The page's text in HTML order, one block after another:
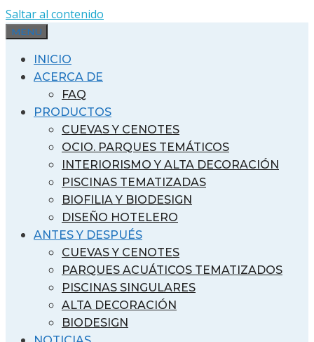
Saltar al contenido
MENU
INICIO
ACERCA DE
FAQ
PRODUCTOS
CUEVAS Y CENOTES
OCIO. PARQUES TEMÁTICOS
INTERIORISMO Y ALTA DECORACIÓN
PISCINAS TEMATIZADAS
BIOFILIA Y BIODESIGN
DISEÑO HOTELERO
ANTES Y DESPUÉS
CUEVAS Y CENOTES
PARQUES ACUÁTICOS TEMATIZADOS
PISCINAS SINGULARES
ALTA DECORACIÓN
BIODESIGN